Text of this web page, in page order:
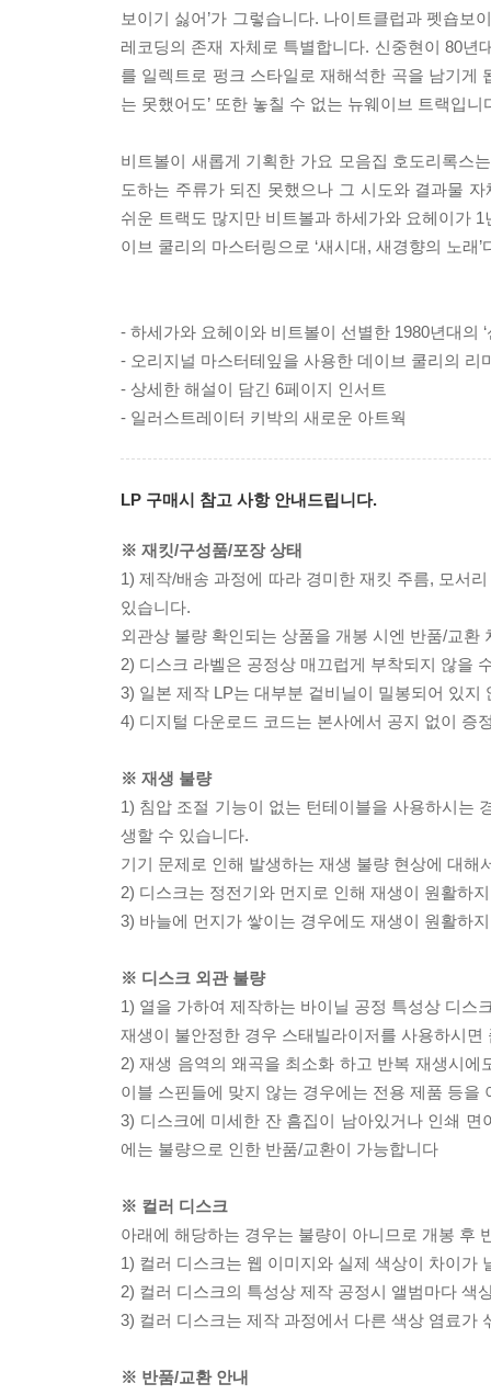
보이기 싫어’가 그렇습니다. 나이트클럽과 펫숍
레코딩의 존재 자체로 특별합니다. 신중현이 80
를 일렉트로 펑크 스타일로 재해석한 곡을 남기게
는 못했어도’ 또한 놓칠 수 없는 뉴웨이브 트랙입니
비트볼이 새롭게 기획한 가요 모음집 호도리록스
도하는 주류가 되진 못했으나 그 시도와 결과물
쉬운 트랙도 많지만 비트볼과 하세가와 요헤이가
이브 쿨리의 마스터링으로 ‘새시대, 새경향의 노래
- 하세가와 요헤이와 비트볼이 선별한 1980년대의
- 오리지널 마스터테잎을 사용한 데이브 쿨리의 리
- 상세한 해설이 담긴 6페이지 인서트
- 일러스트레이터 키박의 새로운 아트웍
LP 구매시 참고 사항 안내드립니다.
※ 재킷/구성품/포장 상태
1) 제작/배송 과정에 따라 경미한 재킷 주름, 모서
있습니다.
외관상 불량 확인되는 상품을 개봉 시엔 반품/교환
2) 디스크 라벨은 공정상 매끄럽게 부착되지 않을
3) 일본 제작 LP는 대부분 겉비닐이 밀봉되어 있지
4) 디지털 다운로드 코드는 본사에서 공지 없이 증
※ 재생 불량
1) 침압 조절 기능이 없는 턴테이블을 사용하시는
생할 수 있습니다.
기기 문제로 인해 발생하는 재생 불량 현상에 대
2) 디스크는 정전기와 먼지로 인해 재생이 원활하
3) 바늘에 먼지가 쌓이는 경우에도 재생이 원활하
※ 디스크 외관 불량
1) 열을 가하여 제작하는 바이닐 공정 특성상 디스
재생이 불안정한 경우 스태빌라이저를 사용하시
2) 재생 음역의 왜곡을 최소화 하고 반복 재생시
이블 스핀들에 맞지 않는 경우에는 전용 제품 등
3) 디스크에 미세한 잔 흠집이 남아있거나 인쇄
에는 불량으로 인한 반품/교환이 가능합니다
※ 컬러 디스크
아래에 해당하는 경우는 불량이 아니므로 개봉 후
1) 컬러 디스크는 웹 이미지와 실제 색상이 차이가
2) 컬러 디스크의 특성상 제작 공정시 앨범마다 색
3) 컬러 디스크는 제작 과정에서 다른 색상 염료가
※ 반품/교환 안내